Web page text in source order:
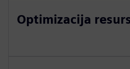
Optimizacija